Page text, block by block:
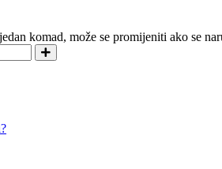
komad, može se promijeniti ako se